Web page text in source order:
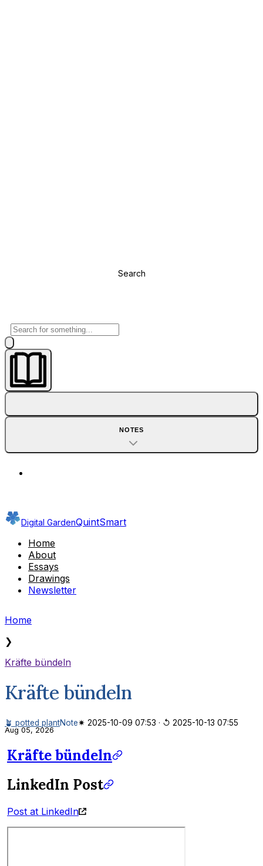
Search
NOTES
Digital GardenQuintSmart
Home
About
Essays
Drawings
Newsletter
Home
❯
Kräfte bündeln
Kräfte bündeln
🪴 potted plantNote✷ 2025-10-09 07:53 · ↺ 2025-10-13 07:55
Aug 05, 2026
Kräfte bündeln
LinkedIn Post
Post at LinkedIn